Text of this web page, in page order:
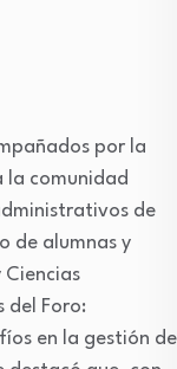
por la
la comunidad
de
de alumnas y
del Foro:
en la gestión de